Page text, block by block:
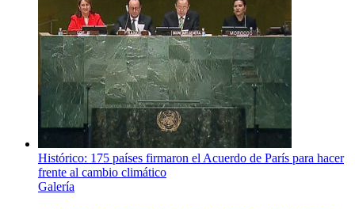
Histórico: 175 países firmaron el Acuerdo de París para hacer
frente al cambio climático
Galería